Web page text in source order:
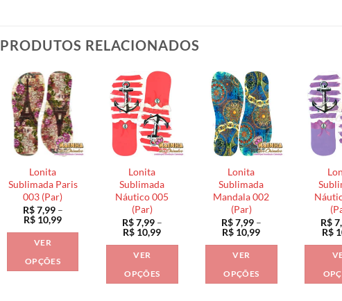
PRODUTOS RELACIONADOS
Lonita
Sublimada Paris
003 (Par)
R$7,99 –
R$ 10,99Faixa
VER
OPÇÕES
Lonita
Sublimada
Náutico 005
(Par)
R$7,99 –
R$ 10,99Faixa
VER
OPÇÕES
Lonita
Sublimada
Mandala 002
(Par)
R$7,99 –
R$ 10,99Faixa
VER
OPÇÕES
R$
R$